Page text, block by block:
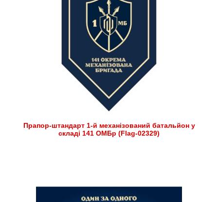
Прапор-штандарт 1-й механізований батальйон у
складі 141 ОМБр (Flag-02329)